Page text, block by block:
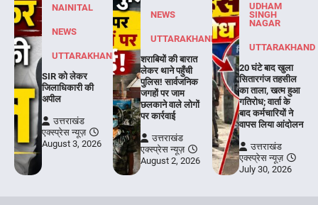
NAINITAL
NEWS
UTTARAKHAND
SIR को लेकर
जिलाधिकारी की
अपील
उत्तराखंड
एक्स्प्रेस न्यूज़
August 3, 2026
NEWS
UTTARAKHAND
शराबियों की बारात
लेकर थाने पहुँची
पुलिस! सार्वजनिक
जगहों पर जाम
छलकाने वाले लोगों
पर कार्रवाई
उत्तराखंड
एक्स्प्रेस न्यूज़
August 2, 2026
UDHAM
SINGH
NAGAR
UTTARAKHAND
20 घंटे बाद खुला
सितारगंज तहसील
का ताला, खत्म हुआ
गतिरोध; वार्ता के
बाद कर्मचारियों ने
वापस लिया आंदोलन
उत्तराखंड
एक्स्प्रेस न्यूज़
July 30, 2026